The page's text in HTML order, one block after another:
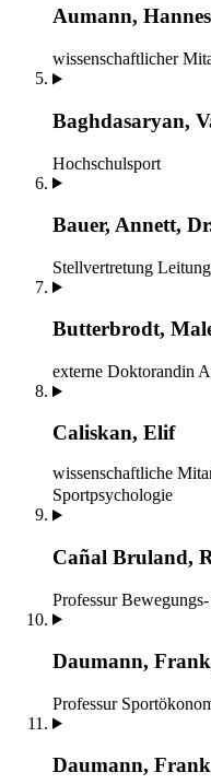
Aumann, Hannes
wissenschaftlicher
Baghdasaryan,
Hochschulsport
Bauer, Annett,
Stellvertretung Leitung
Butterbrodt,
externe Doktorandin
Caliskan, Elif
wissenschaftliche
Sportpsychologie
Cañal Bruland,
Professur
Daumann,
Professur
Daumann,